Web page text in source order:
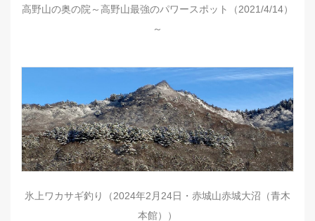
高野山の奥の院～高野山最強のパワースポット（2021/4/14）
～
氷上ワカサギ釣り（2024年2月24日・赤城山赤城大沼（青木
本館））